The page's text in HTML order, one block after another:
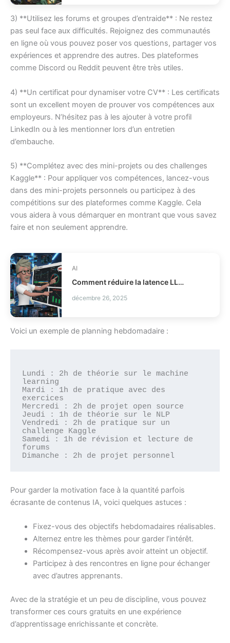
3) **Utilisez les forums et groupes d’entraide** : Ne restez
pas seul face aux difficultés. Rejoignez des communautés
en ligne où vous pouvez poser vos questions, partager vos
expériences et apprendre des autres. Des plateformes
comme Discord ou Reddit peuvent être très utiles.
4) **Un certificat pour dynamiser votre CV** : Les certificats
sont un excellent moyen de prouver vos compétences aux
employeurs. N’hésitez pas à les ajouter à votre profil
LinkedIn ou à les mentionner lors d’un entretien
d’embauche.
5) **Complétez avec des mini-projets ou des challenges
Kaggle** : Pour appliquer vos compétences, lancez-vous
dans des mini-projets personnels ou participez à des
compétitions sur des plateformes comme Kaggle. Cela
vous aidera à vous démarquer en montrant que vous savez
faire et non seulement apprendre.
AI
Comment réduire la latence LLM et les coûts en production ?
décembre 26, 2025
Voici un exemple de planning hebdomadaire :
Lundi : 2h de théorie sur le machine
learning
Mardi : 1h de pratique avec des
exercices
Mercredi : 2h de projet open source
Jeudi : 1h de théorie sur le NLP
Vendredi : 2h de pratique sur un
challenge Kaggle
Samedi : 1h de révision et lecture de
forums
Pour garder la motivation face à la quantité parfois
écrasante de contenus IA, voici quelques astuces :
Fixez-vous des objectifs hebdomadaires réalisables.
Alternez entre les thèmes pour garder l’intérêt.
Récompensez-vous après avoir atteint un objectif.
Participez à des rencontres en ligne pour échanger
avec d’autres apprenants.
Avec de la stratégie et un peu de discipline, vous pouvez
transformer ces cours gratuits en une expérience
d’apprentissage enrichissante et concrète.